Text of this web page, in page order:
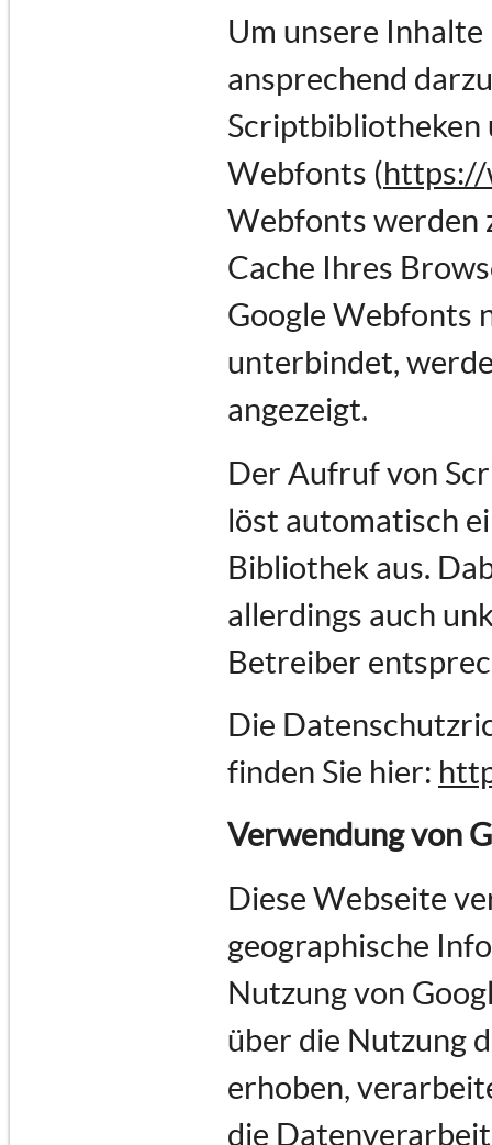
Um unsere
ansprechend
Scriptbibliotheken
Webfonts (https://
Webfonts werden
Cache Ihres
Google Webfonts
unterbindet,
angezeigt.
Der Aufruf von
löst automatisch
Bibliothek aus.
allerdings auch
Betreiber
Die
finden Sie hier:
Verwendung von
Diese Webseite
geographische
Nutzung von
über die Nutzung
erhoben,
die